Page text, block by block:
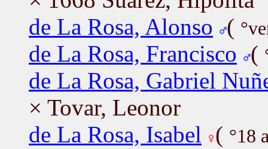
de La Rosa, Alonso
(
de La Rosa, Francisco (
de La Rosa, Gabriel
× Tovar, Leonor
de La Rosa, Isabel
( °18